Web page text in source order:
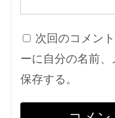
次回のコメン
ーに自分の名前
保存する。